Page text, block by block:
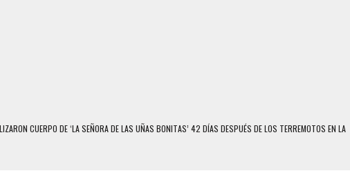
CUERPO DE ‘LA SEÑORA DE LAS UÑAS BONITAS’ 42 DÍAS DESPUÉS DE LOS TERREMOTOS EN LA